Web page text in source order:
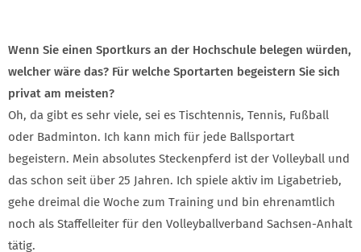
Wenn Sie einen Sportkurs an der Hochschule belegen würden,
welcher wäre das? Für welche Sportarten begeistern Sie sich
privat am meisten?
Oh, da gibt es sehr viele, sei es Tischtennis, Tennis, Fußball
oder Badminton. Ich kann mich für jede Ballsportart
begeistern. Mein absolutes Steckenpferd ist der Volleyball und
das schon seit über 25 Jahren. Ich spiele aktiv im Ligabetrieb,
gehe dreimal die Woche zum Training und bin ehrenamtlich
noch als Staffelleiter für den Volleyballverband Sachsen-Anhalt
tätig.